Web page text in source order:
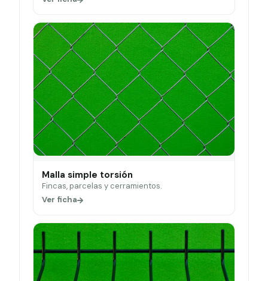
Malla simple torsión
Fincas, parcelas y cerramientos.
Ver ficha